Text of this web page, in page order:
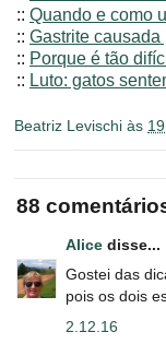
:: Quando e como
:: Gastrite
:: Porque é tão
:: Luto: gatos
Beatriz Levischi às
88
Alice disse...
Gostei das
pois os dois
2.12.16